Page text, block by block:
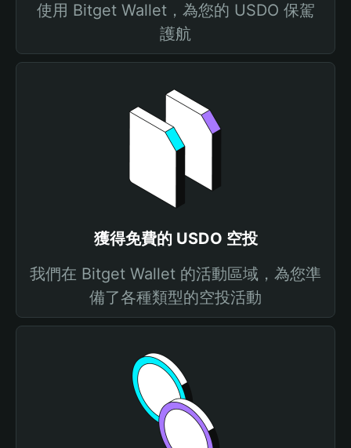
使用 Bitget Wallet，為您的 USDO 保駕
護航
獲得免費的 USDO 空投
我們在 Bitget Wallet 的活動區域，為您準
備了各種類型的空投活動